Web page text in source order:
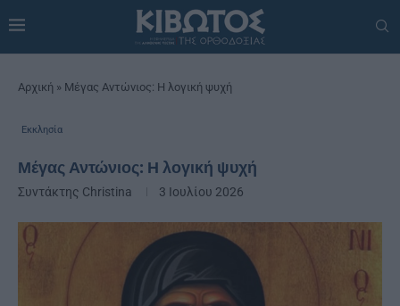
Αρχική » Μέγας Αντώνιος: Η λογική ψυχή
Εκκλησία
Μέγας Αντώνιος: Η λογική ψυχή
Συντάκτης Christina 3 Ιουλίου 2026